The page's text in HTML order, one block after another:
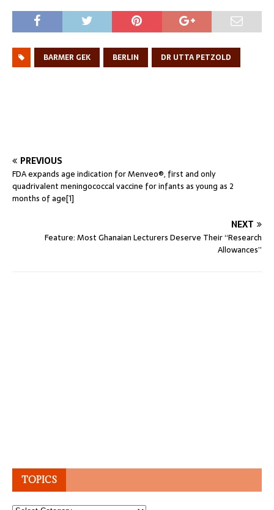
BARMER GEK BERLIN DR UTTA PETZOLD
PREVIOUS
FDA expands age indication for Menveo®, first and only
quadrivalent meningococcal vaccine for infants as young as 2
months of age[1]
NEXT
Feature: Most Ghanaian Lecturers Deserve Their “Research
Allowances”
TOPICS